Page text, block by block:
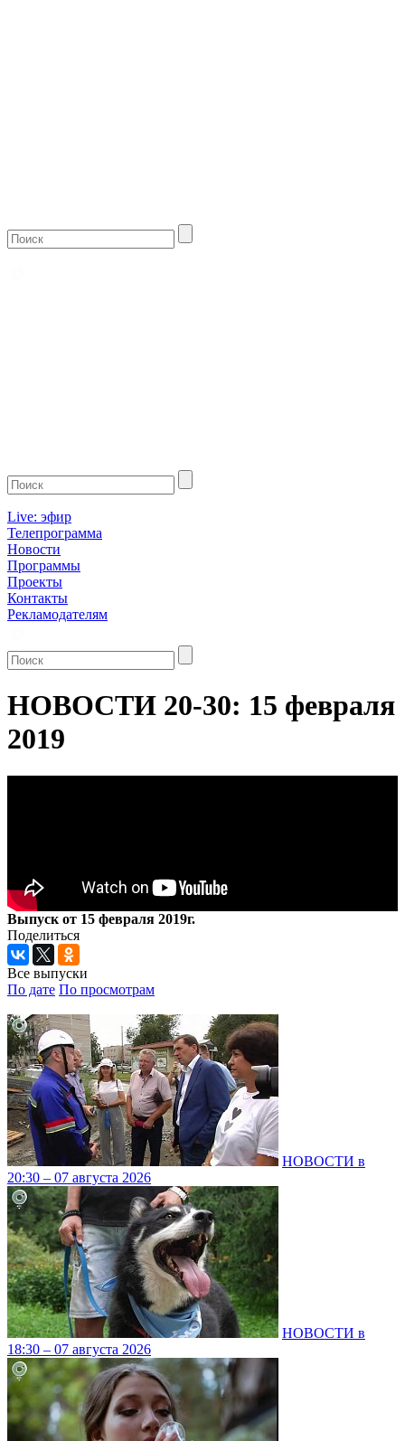
Live: эфир
Телепрограмма
Новости
Программы
Проекты
Контакты
Рекламодателям
НОВОСТИ 20-30: 15 февраля
2019
Выпуск от 15 февраля 2019г.
Поделиться
Все выпуски
По дате По просмотрам
НОВОСТИ в
20:30 – 07 августа 2026
НОВОСТИ в
18:30 – 07 августа 2026